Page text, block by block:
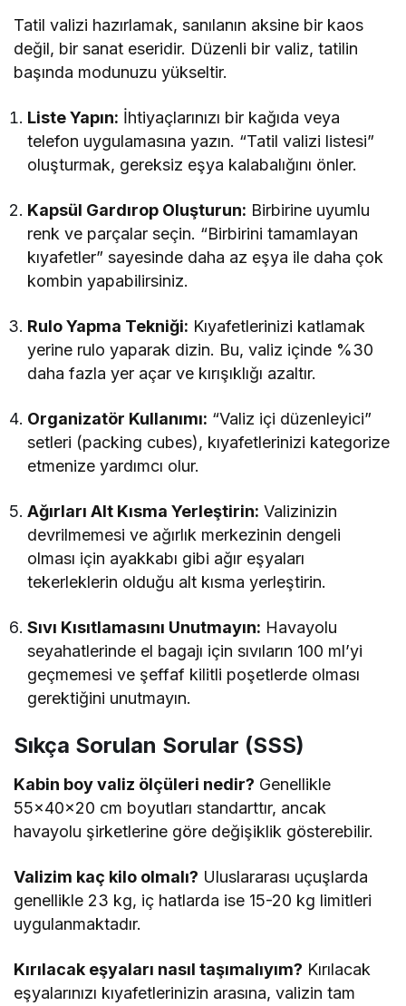
Tatil valizi hazırlamak, sanılanın aksine bir kaos
değil, bir sanat eseridir. Düzenli bir valiz, tatilin
başında modunuzu yükseltir.
Liste Yapın: İhtiyaçlarınızı bir kağıda veya
telefon uygulamasına yazın. “Tatil valizi listesi”
oluşturmak, gereksiz eşya kalabalığını önler.
Kapsül Gardırop Oluşturun: Birbirine uyumlu
renk ve parçalar seçin. “Birbirini tamamlayan
kıyafetler” sayesinde daha az eşya ile daha çok
kombin yapabilirsiniz.
Rulo Yapma Tekniği: Kıyafetlerinizi katlamak
yerine rulo yaparak dizin. Bu, valiz içinde %30
daha fazla yer açar ve kırışıklığı azaltır.
Organizatör Kullanımı: “Valiz içi düzenleyici”
setleri (packing cubes), kıyafetlerinizi kategorize
etmenize yardımcı olur.
Ağırları Alt Kısma Yerleştirin: Valizinizin
devrilmemesi ve ağırlık merkezinin dengeli
olması için ayakkabı gibi ağır eşyaları
tekerleklerin olduğu alt kısma yerleştirin.
Sıvı Kısıtlamasını Unutmayın: Havayolu
seyahatlerinde el bagajı için sıvıların 100 ml’yi
geçmemesi ve şeffaf kilitli poşetlerde olması
gerektiğini unutmayın.
Sıkça Sorulan Sorular (SSS)
Kabin boy valiz ölçüleri nedir? Genellikle
55x40x20 cm boyutları standarttır, ancak
havayolu şirketlerine göre değişiklik gösterebilir.
Valizim kaç kilo olmalı? Uluslararası uçuşlarda
genellikle 23 kg, iç hatlarda ise 15-20 kg limitleri
uygulanmaktadır.
Kırılacak eşyaları nasıl taşımalıyım? Kırılacak
eşyalarınızı kıyafetlerinizin arasına, valizin tam